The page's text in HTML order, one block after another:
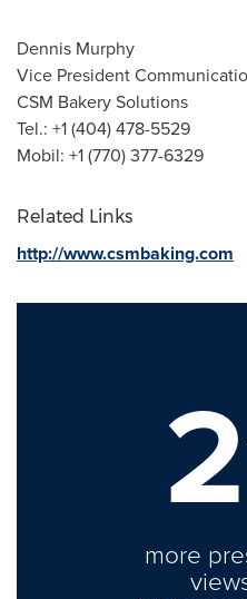
Dennis Murphy
Vice President
CSM Bakery Solutions
Tel.: +1 (404) 478-5529
Mobil: +1 (770) 377-6329
Related Links
http://www.csmbaking.com
more